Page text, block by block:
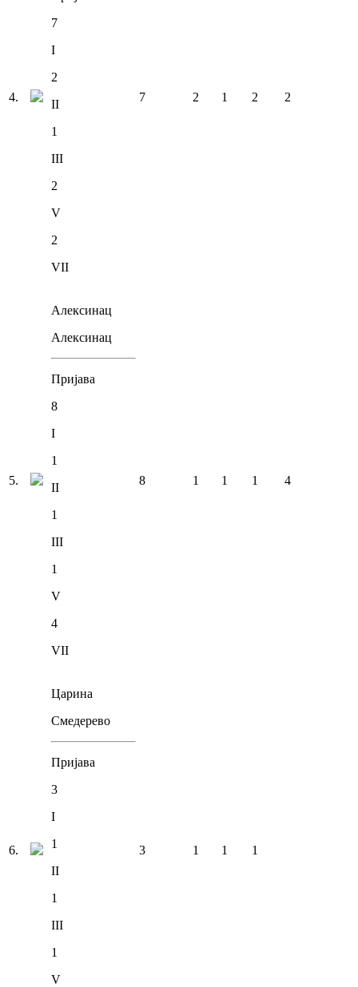
4.
7
I
2
II
1
III
2
V
2
VII
7 2 1 2 2
5.
Алексинац
Алексинац
Пријава
8
I
1
II
1
III
1
V
4
VII
8 1 1 1 4
6.
Царина
Смедерево
Пријава
3
I
1
II
1
III
1
V
3 1 1 1